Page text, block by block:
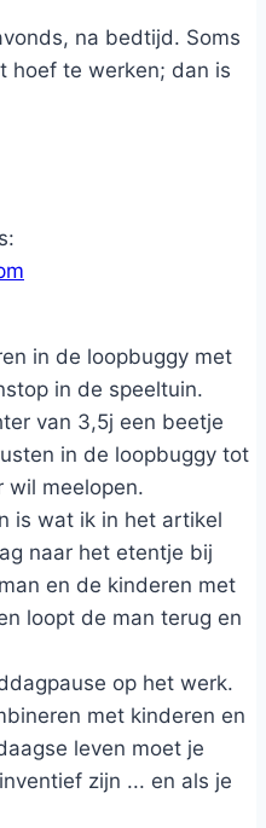
na bedtijd. Soms
hoef te werken; dan is
in de loopbuggy met
in de speeltuin.
van 3,5j een beetje
in de loopbuggy tot
wil meelopen.
is wat ik in het artikel
naar het etentje bij
en de kinderen met
loopt de man terug en
op het werk.
met kinderen en
leven moet je
zijn ... en als je